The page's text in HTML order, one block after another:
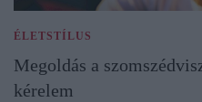
ÉLETSTÍLUS
Megoldás a
kérelem